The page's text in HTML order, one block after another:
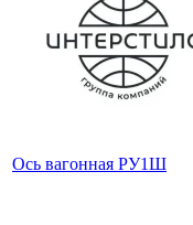
Ось вагонная РУ1Ш